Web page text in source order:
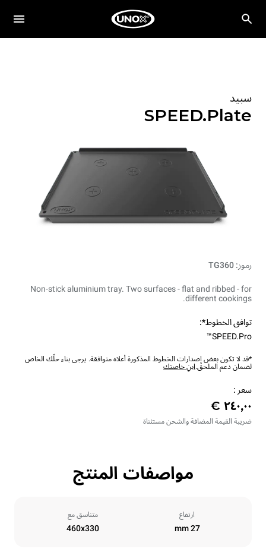
سبيد
SPEED.Plate
رموز: TG360
Non-stick aluminium tray. Two surfaces - flat and ribbed - for
different cookings.
توافق الخطوط*:
SPEED.Pro™
*قد لا تكون بعض إصدارات الخطوط المذكورة أعلاه متوافقة. يرجى بناء حلّك الخاص
لضمان دعم الملحق.ابنِ خاصتك
سعر :
ضريبة القيمة المضافة والشحن مستثناة
مواصفات المنتج
ارتفاع
27 mm
متناسق مع
460x330